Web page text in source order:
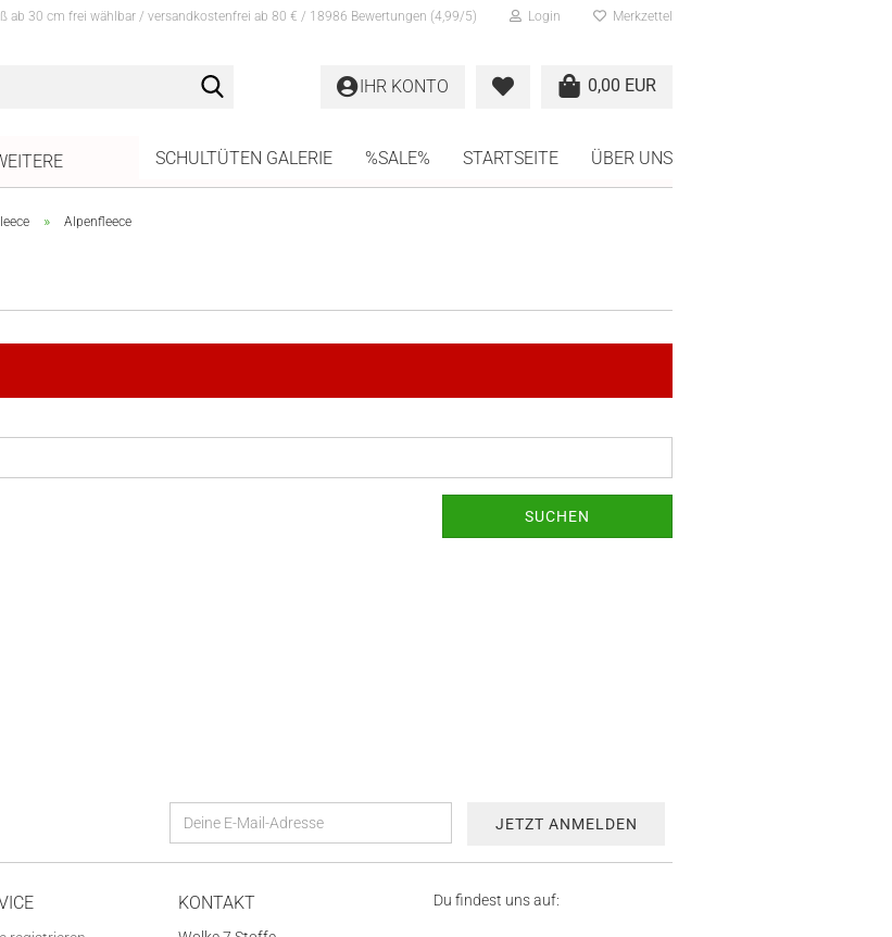
ab 30 cm frei wählbar / versandkostenfrei ab 80 € / 18986 Bewertungen (4,99/5) Login Merkzettel
0,00 EUR
IHR KONTO
SCHULTÜTEN GALERIE %SALE% STARTSEITE ÜBER UNS
» Alpenfleece
SUCHEN
KONTAKT Du findest uns auf: